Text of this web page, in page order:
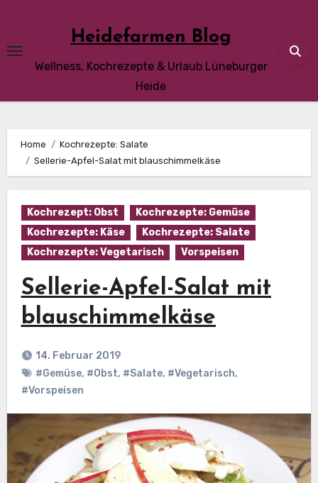
content
Heidefarmen Blog
Wellness, Kochrezepte & Urlaub Lüneburger
Heide
Home
Kochrezepte: Salate
Sellerie-Apfel-Salat mit blauschimmelkäse
Kochrezept: Obst
Kochrezepte: Gemüse
Kochrezepte: Käse
Kochrezepte: Salate
Kochrezepte: Vegetarisch
Vorspeisen
Sellerie-Apfel-Salat mit
blauschimmelkäse
14. Februar 2019
#Gemüse, #Obst, #Salate, #Vegetarisch,
#Vorspeisen